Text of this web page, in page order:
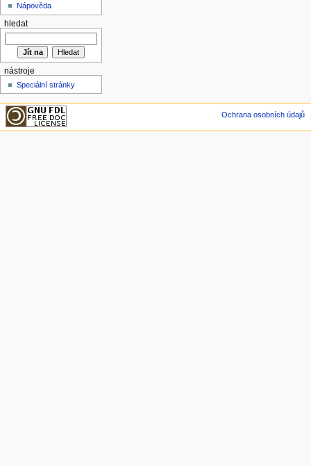
Nápověda
hledat
nástroje
Speciální stránky
Ochrana osobních údajů